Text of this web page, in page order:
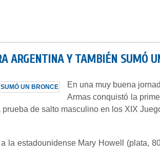
ARGENTINA Y TAMBIÉN SUMÓ
En una muy buena
Armas conquistó la
de salto masculino en los XIX
la estadounidense Mary Howell (plata,